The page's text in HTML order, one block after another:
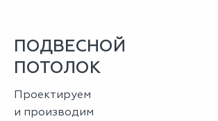
ПОДВЕСНОЙ
ПОТОЛОК
Проектируем
и производим